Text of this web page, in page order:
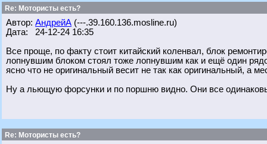
Re: Мотористы есть?
Автор: АндрейА (---.39.160.136.mosline.ru)
Дата: 24-12-24 16:35
Все проще, по факту стоит китайский коленвал, блок
лопнувшим блоком стоял тоже лопнувшим как и ещё один
ясно что не оригинальный весит не так как оригинальный, а
Ну а льющую форсунки и по поршню видно. Они все
Re: Мотористы есть?